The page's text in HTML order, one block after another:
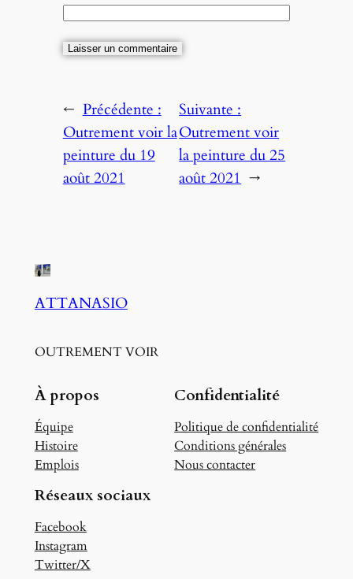
← Précédente :
Outrement voir la
peinture du 19
août 2021
Suivante :
Outrement voir
la peinture du 25
août 2021 →
ATTANASIO
OUTREMENT VOIR
À propos
Équipe
Histoire
Emplois
Confidentialité
Politique de confidentialité
Conditions générales
Nous contacter
Réseaux sociaux
Facebook
Instagram
Twitter/X